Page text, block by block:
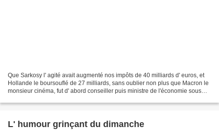
Que Sarkosy l' agité avait augmenté nos impôts de 40 milliards d' euros, et
Hollande le boursouflé de 27 milliards, sans oublier non plus que Macron le
monsieur cinéma, fut d' abord conseiller puis ministre de l'économie sous
L' humour grinçant du dimanche